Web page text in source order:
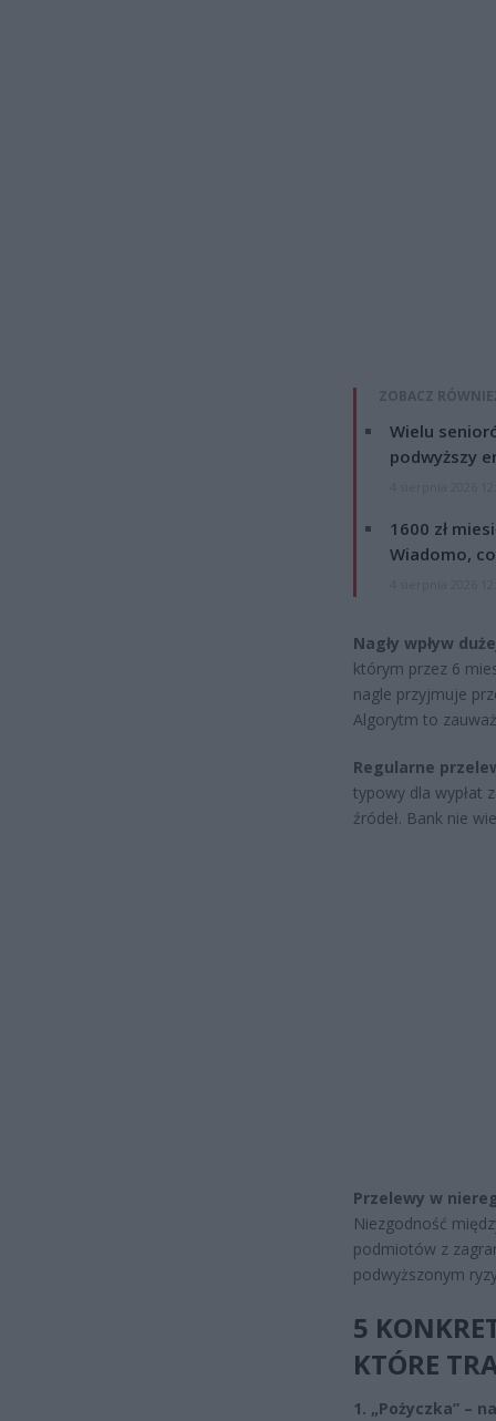
ZOBACZ
Wielu
podwyższy
1600 zł
Wiadomo,
Nagły wpływ
którym przez 6
nagle przyjmuje
Algorytm to
Regularne
typowy dla wypłat
źródeł. Bank nie
Przelewy w
Niezgodność
podmiotów z
podwyższonym
5
KTÓRE
1. „Pożyczka” –